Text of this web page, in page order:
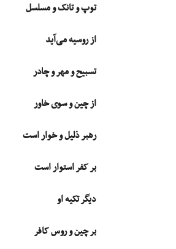
توپ و تانک و مسلسل
از روسیه می‌آید
تسبیح و مهر و چادر
از چین و سوى خاور
رهبر ذلیل و خوار است
بر کفر استوار است
دیگر تکیه او
بر چین و روس کافر